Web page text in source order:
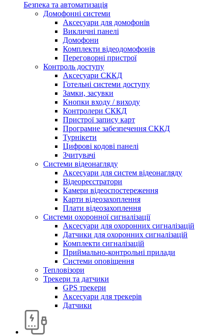
Безпека та автоматизація
Домофонні системи
Аксесуари для домофонів
Викличні панелі
Домофони
Комплекти відеодомофонів
Переговорні пристрої
Контроль доступу
Аксесуари СККД
Готельні системи доступу
Замки, засувки
Кнопки входу / виходу
Контролери СККД
Пристрої запису карт
Програмне забезпечення СККД
Турнікети
Цифрові кодові панелі
Зчитувачі
Системи відеонагляду
Аксесуари для систем відеонагляду
Відеореєстратори
Камери відеоспостереження
Карти відеозахоплення
Плати відеозахоплення
Системи охоронної сигналізації
Аксесуари для охоронних сигналізацій
Датчики для охоронних сигналізацій
Комплекти сигналізацій
Приймально-контрольні прилади
Системи оповіщення
Тепловізори
Трекери та датчики
GPS трекери
Аксесуари для трекерів
Датчики